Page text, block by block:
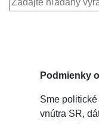
Podmienky
Sme
vnútra SR,